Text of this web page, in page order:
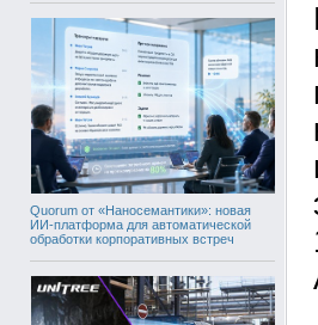
Quorum от «Наносемантики»: новая
ИИ-платформа для автоматической
обработки корпоративных встреч